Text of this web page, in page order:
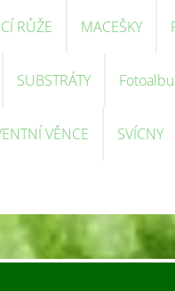
RŮŽE MACEŠKY
SUBSTRÁTY
VĚNCE SVÍCNY